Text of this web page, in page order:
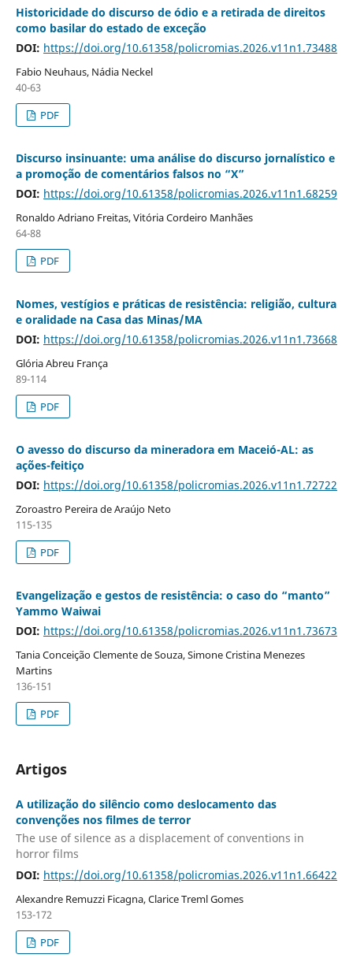
Historicidade do discurso de ódio e a retirada de direitos
como basilar do estado de exceção
DOI: https://doi.org/10.61358/policromias.2026.v11n1.73488
Fabio Neuhaus, Nádia Neckel
40-63
PDF
Discurso insinuante: uma análise do discurso jornalístico e
a promoção de comentários falsos no “X”
DOI: https://doi.org/10.61358/policromias.2026.v11n1.68259
Ronaldo Adriano Freitas, Vitória Cordeiro Manhães
64-88
PDF
Nomes, vestígios e práticas de resistência: religião, cultura
e oralidade na Casa das Minas/MA
DOI: https://doi.org/10.61358/policromias.2026.v11n1.73668
Glória Abreu França
89-114
PDF
O avesso do discurso da mineradora em Maceió-AL: as
ações-feitiço
DOI: https://doi.org/10.61358/policromias.2026.v11n1.72722
Zoroastro Pereira de Araújo Neto
115-135
PDF
Evangelização e gestos de resistência: o caso do “manto”
Yammo Waiwai
DOI: https://doi.org/10.61358/policromias.2026.v11n1.73673
Tania Conceição Clemente de Souza, Simone Cristina Menezes
Martins
136-151
PDF
Artigos
A utilização do silêncio como deslocamento das
convenções nos filmes de terror
The use of silence as a displacement of conventions in
horror films
DOI: https://doi.org/10.61358/policromias.2026.v11n1.66422
Alexandre Remuzzi Ficagna, Clarice Treml Gomes
153-172
PDF